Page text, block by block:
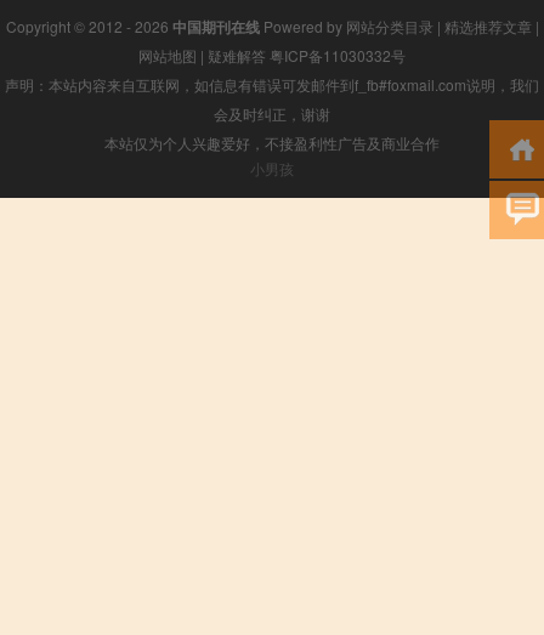
Copyright © 2012 - 2026 中国期刊在线Powered by 网站分类目录 | 精选推荐文章 |
网站地图 | 疑难解答 粤ICP备11030332号
声明：本站内容来自互联网，如信息有错误可发邮件到f_fb#foxmail.com说明，我们
会及时纠正，谢谢
本站仅为个人兴趣爱好，不接盈利性广告及商业合作
小男孩